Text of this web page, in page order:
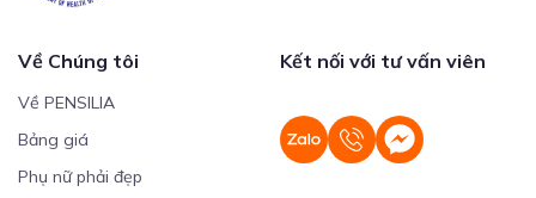
Về Chúng tôi
Về PENSILIA
Bảng giá
Phụ nữ phải đẹp
Kết nối với tư vấn viên